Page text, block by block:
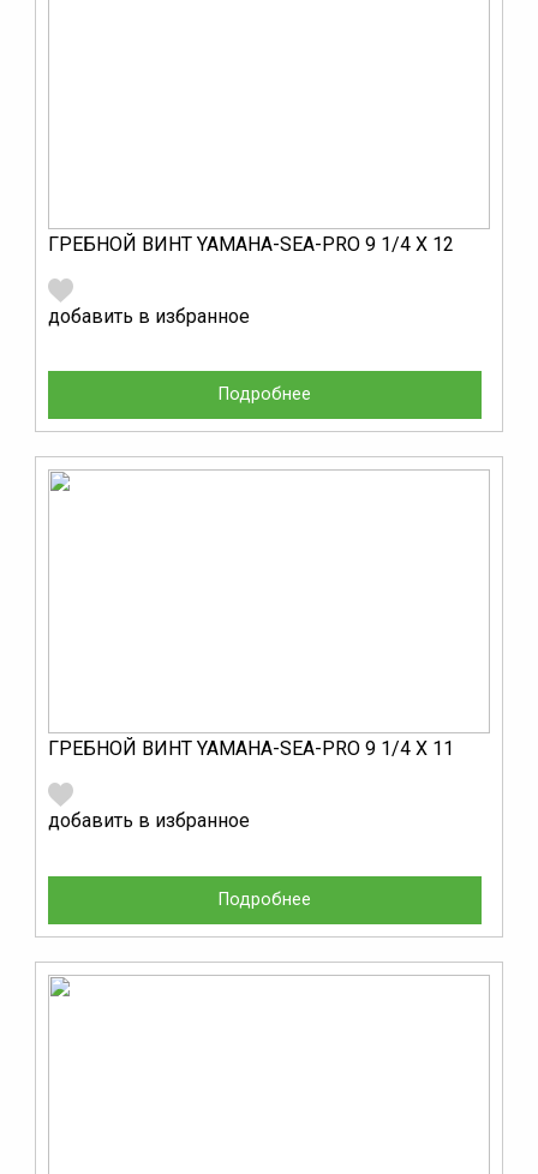
ГРЕБНОЙ ВИНТ YAMAHA-SEA-PRO 9 1/4 Х 12
Подробнее
добавить в избранное
ГРЕБНОЙ ВИНТ YAMAHA-SEA-PRO 9 1/4 Х 11
Подробнее
добавить в избранное